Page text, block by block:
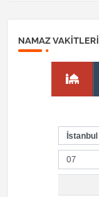
NAMAZ VAKITLERI